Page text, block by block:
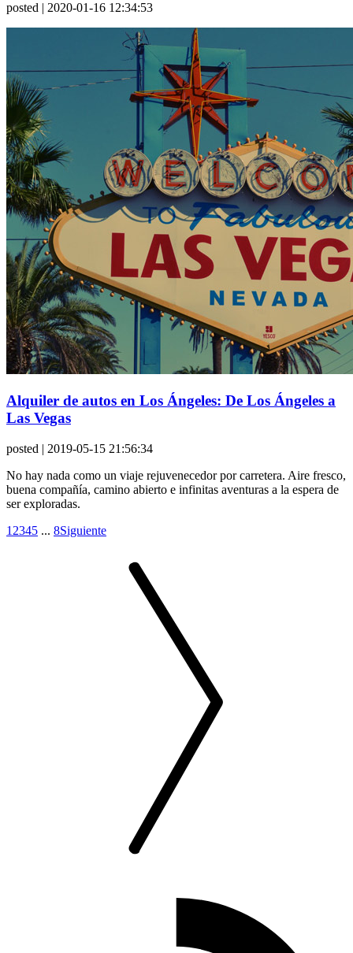
posted | 2020-01-16 12:34:53
Alquiler de autos en Los Ángeles: De Los Ángeles a
Las Vegas
posted | 2019-05-15 21:56:34
No hay nada como un viaje rejuvenecedor por carretera. Aire fresco,
buena compañía, camino abierto e infinitas aventuras a la espera de
ser exploradas.
1 2345 ... 8Siguiente